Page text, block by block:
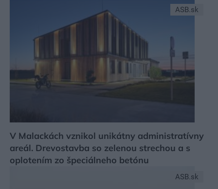
ASB.sk
V Malackách vznikol unikátny administratívny
areál. Drevostavba so zelenou strechou a s
oplotením zo špeciálneho betónu
ASB.sk